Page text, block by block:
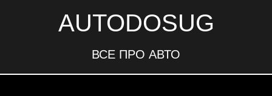
AUTODOSUG
ВСЕ ПРО АВТО